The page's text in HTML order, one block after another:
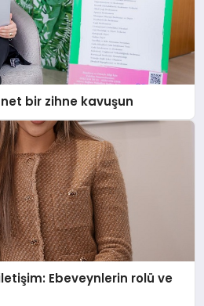
net bir zihne kavuşun
Ebeveynlerin rolü ve